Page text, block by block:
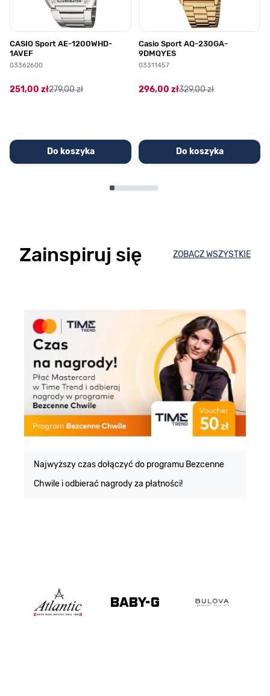
CASIO Sport AE-1200WHD-
1AVEF
03362600
251,00 zł279,00 zł
Do koszyka
Casio Sport AQ-230GA-
9DMQYES
03311457
296,00 zł329,00 zł
Do koszyka
Zainspiruj się ZOBACZ WSZYSTKIE
Najwyższy czas dołączyć do programu Bezcenne
Chwile i odbierać nagrody za płatności!